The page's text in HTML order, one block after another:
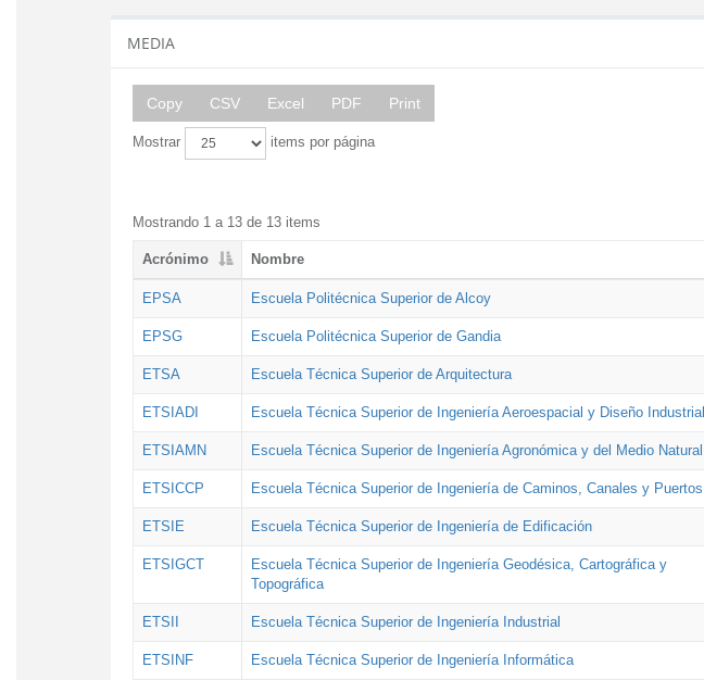
MEDIA
Copy CSV Excel PDF Print
Mostrar items por página
Mostrando 1 a 13 de 13 items
Acrónimo Nombre
EPSA Escuela Politécnica Superior de Alcoy
EPSG Escuela Politécnica Superior de Gandia
ETSA Escuela Técnica Superior de Arquitectura
ETSIADI Escuela Técnica Superior de Ingeniería Aeroespacial y Diseño Industrial
ETSIAMN Escuela Técnica Superior de Ingeniería Agronómica y del Medio Natural
ETSICCP Escuela Técnica Superior de Ingeniería de Caminos, Canales y Puertos
ETSIE Escuela Técnica Superior de Ingeniería de Edificación
ETSIGCT
Escuela Técnica Superior de Ingeniería Geodésica, Cartográfica y
Topográfica
ETSII Escuela Técnica Superior de Ingeniería Industrial
ETSINF Escuela Técnica Superior de Ingeniería Informática